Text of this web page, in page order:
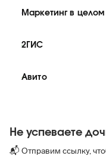
Маркетинг в целом
2ГИС
Авито
Не успеваете
📬 Отправим ссылку,